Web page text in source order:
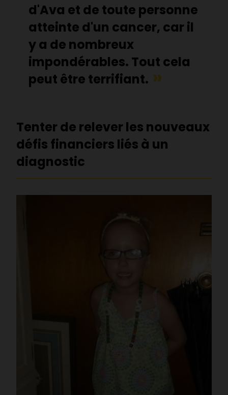
d'Ava et de toute personne
atteinte d'un cancer, car il
y a de nombreux
impondérables. Tout cela
peut être terrifiant.
Tenter de relever les nouveaux
défis financiers liés à un
diagnostic